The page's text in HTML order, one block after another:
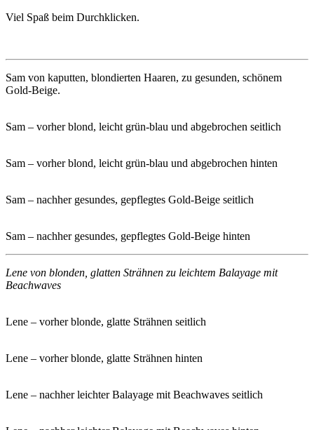
Viel Spaß beim Durchklicken.
Sam von kaputten, blondierten Haaren, zu gesunden, schönem
Gold-Beige.
Sam – vorher blond, leicht grün-blau und abgebrochen seitlich
Sam – vorher blond, leicht grün-blau und abgebrochen hinten
Sam – nachher gesundes, gepflegtes Gold-Beige seitlich
Sam – nachher gesundes, gepflegtes Gold-Beige hinten
Lene von blonden, glatten Strähnen zu leichtem Balayage mit
Beachwaves
Lene – vorher blonde, glatte Strähnen seitlich
Lene – vorher blonde, glatte Strähnen hinten
Lene – nachher leichter Balayage mit Beachwaves seitlich